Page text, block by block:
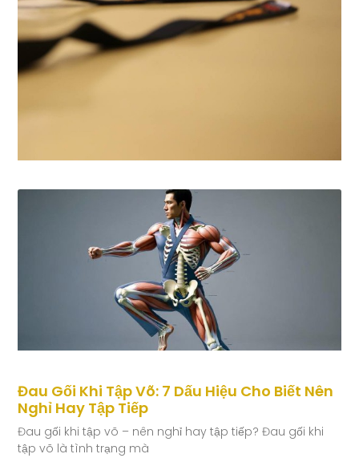
Đau Gối Khi Tập Võ: 7 Dấu Hiệu Cho Biết Nên
Nghỉ Hay Tập Tiếp
Đau gối khi tập võ – nên nghỉ hay tập tiếp? Đau gối khi
tập võ là tình trạng mà